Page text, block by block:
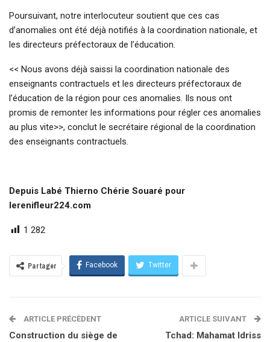
Poursuivant, notre interlocuteur soutient que ces cas
d’anomalies ont été déjà notifiés à la coordination nationale, et
les directeurs préfectoraux de l’éducation.
<< Nous avons déjà saissi la coordination nationale des
enseignants contractuels et les directeurs préfectoraux de
l’éducation de la région pour ces anomalies. Ils nous ont
promis de remonter les informations pour régler ces anomalies
au plus vite>>, conclut le secrétaire régional de la coordination
des enseignants contractuels.
Depuis Labé Thierno Chérie Souaré pour
lerenifleur224.com
1 282
Partager Facebook Twitter
ARTICLE PRÉCÈDENT
Construction du siège de
ARTICLE SUIVANT
Tchad: Mahamat Idriss